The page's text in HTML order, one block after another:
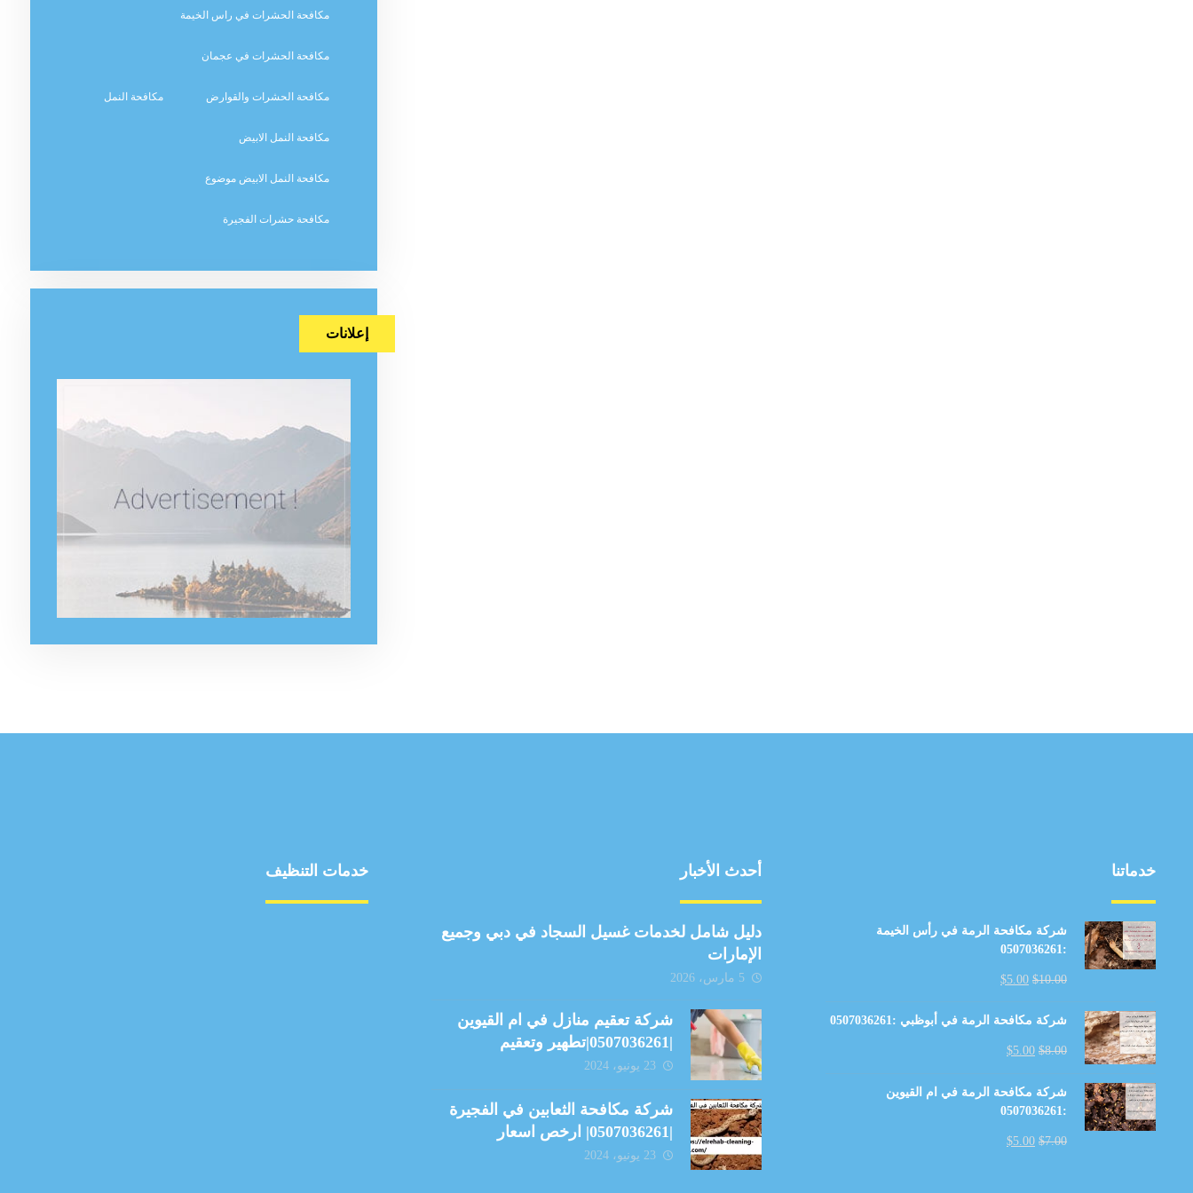
مكافحة الحشرات في راس الخيمة
مكافحة الحشرات في عجمان
مكافحة الحشرات والقوارض مكافحة النمل
مكافحة النمل الابيض
مكافحة النمل الابيض موضوع
مكافحة حشرات الفجيرة
إعلانات
خدماتنا
شركة مكافحة الرمة في رأس الخيمة
:0507036261
$10.00
$5.00
شركة مكافحة الرمة في أبوظبي :0507036261
$8.00
$5.00
شركة مكافحة الرمة في ام القيوين
:0507036261
$7.00
$5.00
أحدث الأخبار
دليل شامل لخدمات غسيل السجاد في دبي وجميع
الإمارات
5 مارس، 2026
شركة تعقيم منازل في ام القيوين
|0507036261|تطهير وتعقيم
23 يونيو، 2024
شركة مكافحة الثعابين في الفجيرة
|0507036261| ارخص اسعار
23 يونيو، 2024
خدمات التنظيف